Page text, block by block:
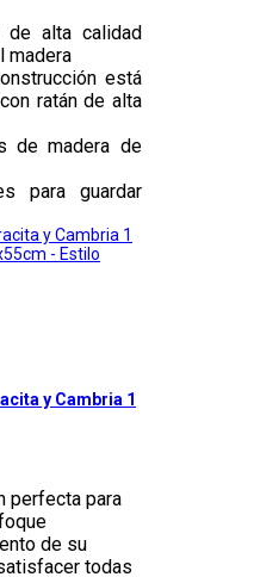
de alta calidad
madera
está
ratán de alta
de madera de
para guardar
y Cambria 1
perfecta para
de su
todas